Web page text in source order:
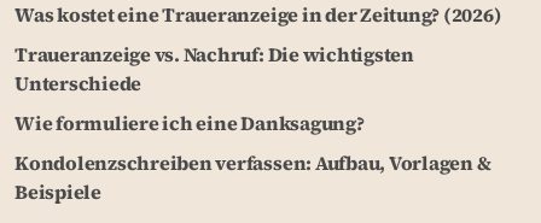
Was kostet eine Traueranzeige in der Zeitung? (2026)
Traueranzeige vs. Nachruf: Die wichtigsten
Unterschiede
Wie formuliere ich eine Danksagung?
Kondolenzschreiben verfassen: Aufbau, Vorlagen &
Beispiele